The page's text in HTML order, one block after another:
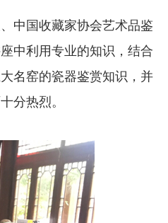
中国收藏家协会艺术品鉴
中利用专业的知识，结合
名窑的瓷器鉴赏知识，并
分热烈。